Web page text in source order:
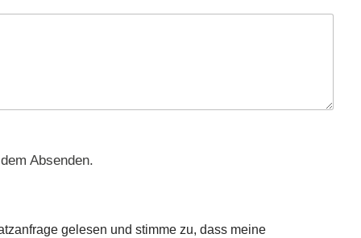
Absenden.
gelesen und stimme zu, dass meine